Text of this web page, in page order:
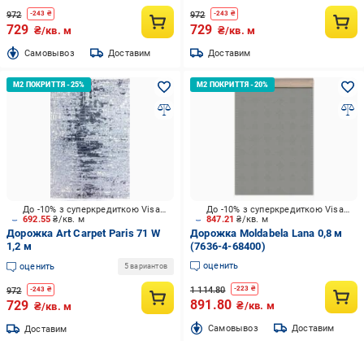
972 -243 ₴
729 ₴/кв. м
Cамовывоз Доставим
972 -243 ₴
729 ₴/кв. м
Доставим
692.55₴/кв. м
До -10% з суперкредиткою Visa Вигода
Дорожка Art Carpet Paris 71 W
1,2 м
оценить 5 вариантов
972 -243 ₴
729 ₴/кв. м
Доставим
847.21₴/кв. м
До -10% з суперкредиткою Visa Вигода
Дорожка Moldabela Lana 0,8 м
(7636-4-68400)
оценить
1 114.80 -223 ₴
891.80 ₴/кв. м
Cамовывоз Доставим